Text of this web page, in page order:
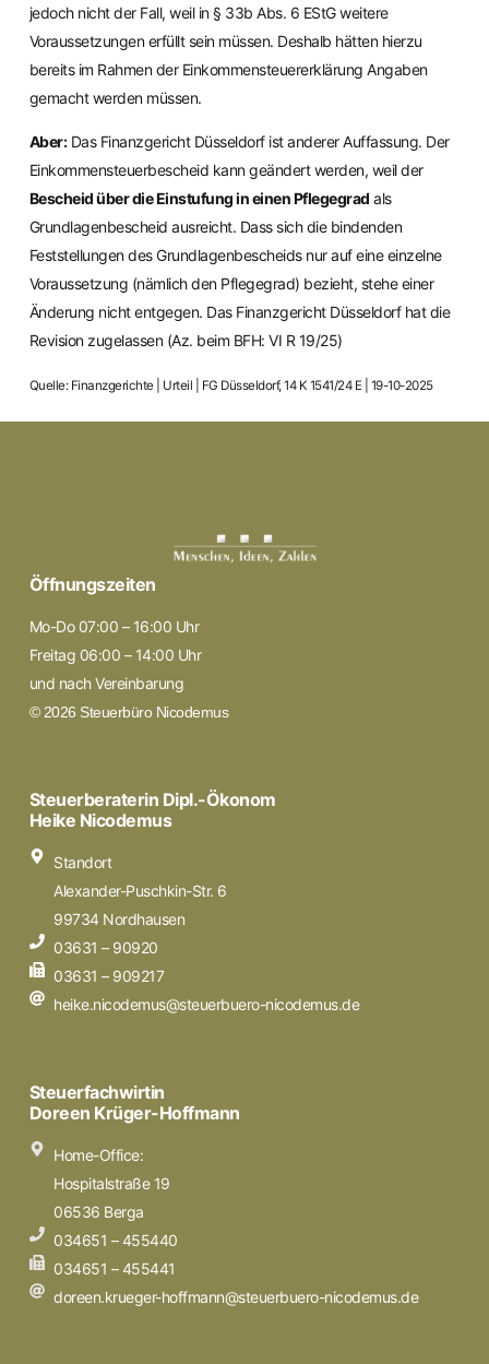
jedoch nicht der Fall, weil in § 33b Abs. 6 EStG weitere
Voraussetzungen erfüllt sein müssen. Deshalb hätten hierzu
bereits im Rahmen der Einkommensteuererklärung Angaben
gemacht werden müssen.
Aber:Das Finanzgericht Düsseldorf ist anderer Auffassung. Der
Einkommensteuerbescheid kann geändert werden, weil der
Bescheid über die Einstufung in einen Pflegegrad als
Grundlagenbescheid ausreicht. Dass sich die bindenden
Feststellungen des Grundlagenbescheids nur auf eine einzelne
Voraussetzung (nämlich den Pflegegrad) bezieht, stehe einer
Änderung nicht entgegen. Das Finanzgericht Düsseldorf hat die
Revision zugelassen (Az. beim BFH: VI R 19/25)
Quelle: Finanzgerichte | Urteil | FG Düsseldorf, 14 K 1541/24 E | 19-10-2025
Öffnungszeiten
Mo-Do 07:00 – 16:00 Uhr
Freitag 06:00 – 14:00 Uhr
und nach Vereinbarung
© 2026 Steuerbüro Nicodemus
Steuerberaterin Dipl.-Ökonom
Heike Nicodemus
Standort
Alexander-Puschkin-Str. 6
99734 Nordhausen
03631 – 90920
03631 – 909217
heike.nicodemus@steuerbuero-nicodemus.de
Steuerfachwirtin
Doreen Krüger-Hoffmann
Home-Office:
Hospitalstraße 19
06536 Berga
034651 – 455440
034651 – 455441
doreen.krueger-hoffmann@steuerbuero-nicodemus.de